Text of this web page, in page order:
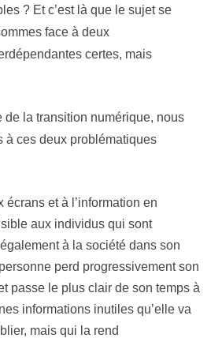
? Et c’est là que le sujet se
face à deux
certes, mais
de la transition numérique, nous
à ces deux problématiques
écrans et à l’information en
aux individus qui sont
à la société dans son
perd progressivement son
passe le plus clair de son temps à
informations inutiles qu’elle va
mais qui la rend